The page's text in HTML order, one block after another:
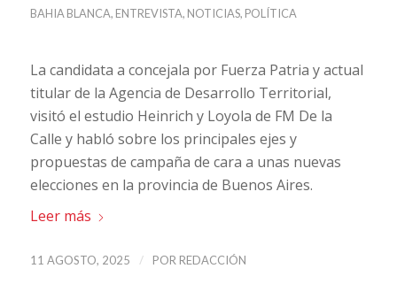
BAHIA BLANCA, ENTREVISTA, NOTICIAS, POLÍTICA
La candidata a concejala por Fuerza Patria y actual
titular de la Agencia de Desarrollo Territorial,
visitó el estudio Heinrich y Loyola de FM De la
Calle y habló sobre los principales ejes y
propuestas de campaña de cara a unas nuevas
elecciones en la provincia de Buenos Aires.
Leer más
11 AGOSTO, 2025 / POR REDACCIÓN